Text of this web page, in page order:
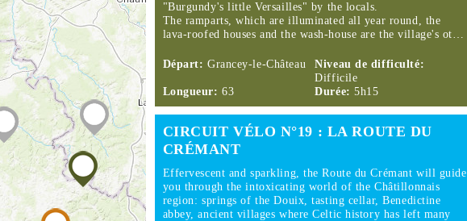
"Burgundy's little Versailles" by the locals.
The ramparts, which are illuminated all year round, the
lava-roofed houses and the wash-house are the village's ot…
Départ:Grancey-le-Château
Niveau de difficulté:
Difficile
Longueur:63 Durée:5h15
CIRCUIT VÉLO N°19 : LA ROUTE DU
CRÉMANT
Effervescent and sparkling, the Route du Crémant will guide
you through the intoxicating world of the Châtillonnais
region: springs of the Douix, tasting cellar, Benedictine
abbey, ancient villages where Celtic history has left many